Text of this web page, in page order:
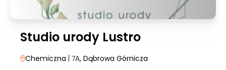
Studio urody Lustro
Chemiczna | 7A, Dąbrowa Górnicza